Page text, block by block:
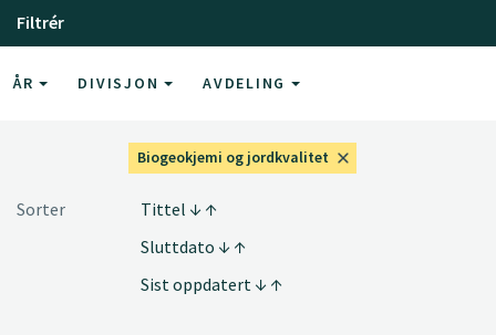
Filtrér
ÅR DIVISJON AVDELING
Biogeokjemi og jordkvalitet
Sorter
Tittel
Sluttdato
Sist oppdatert